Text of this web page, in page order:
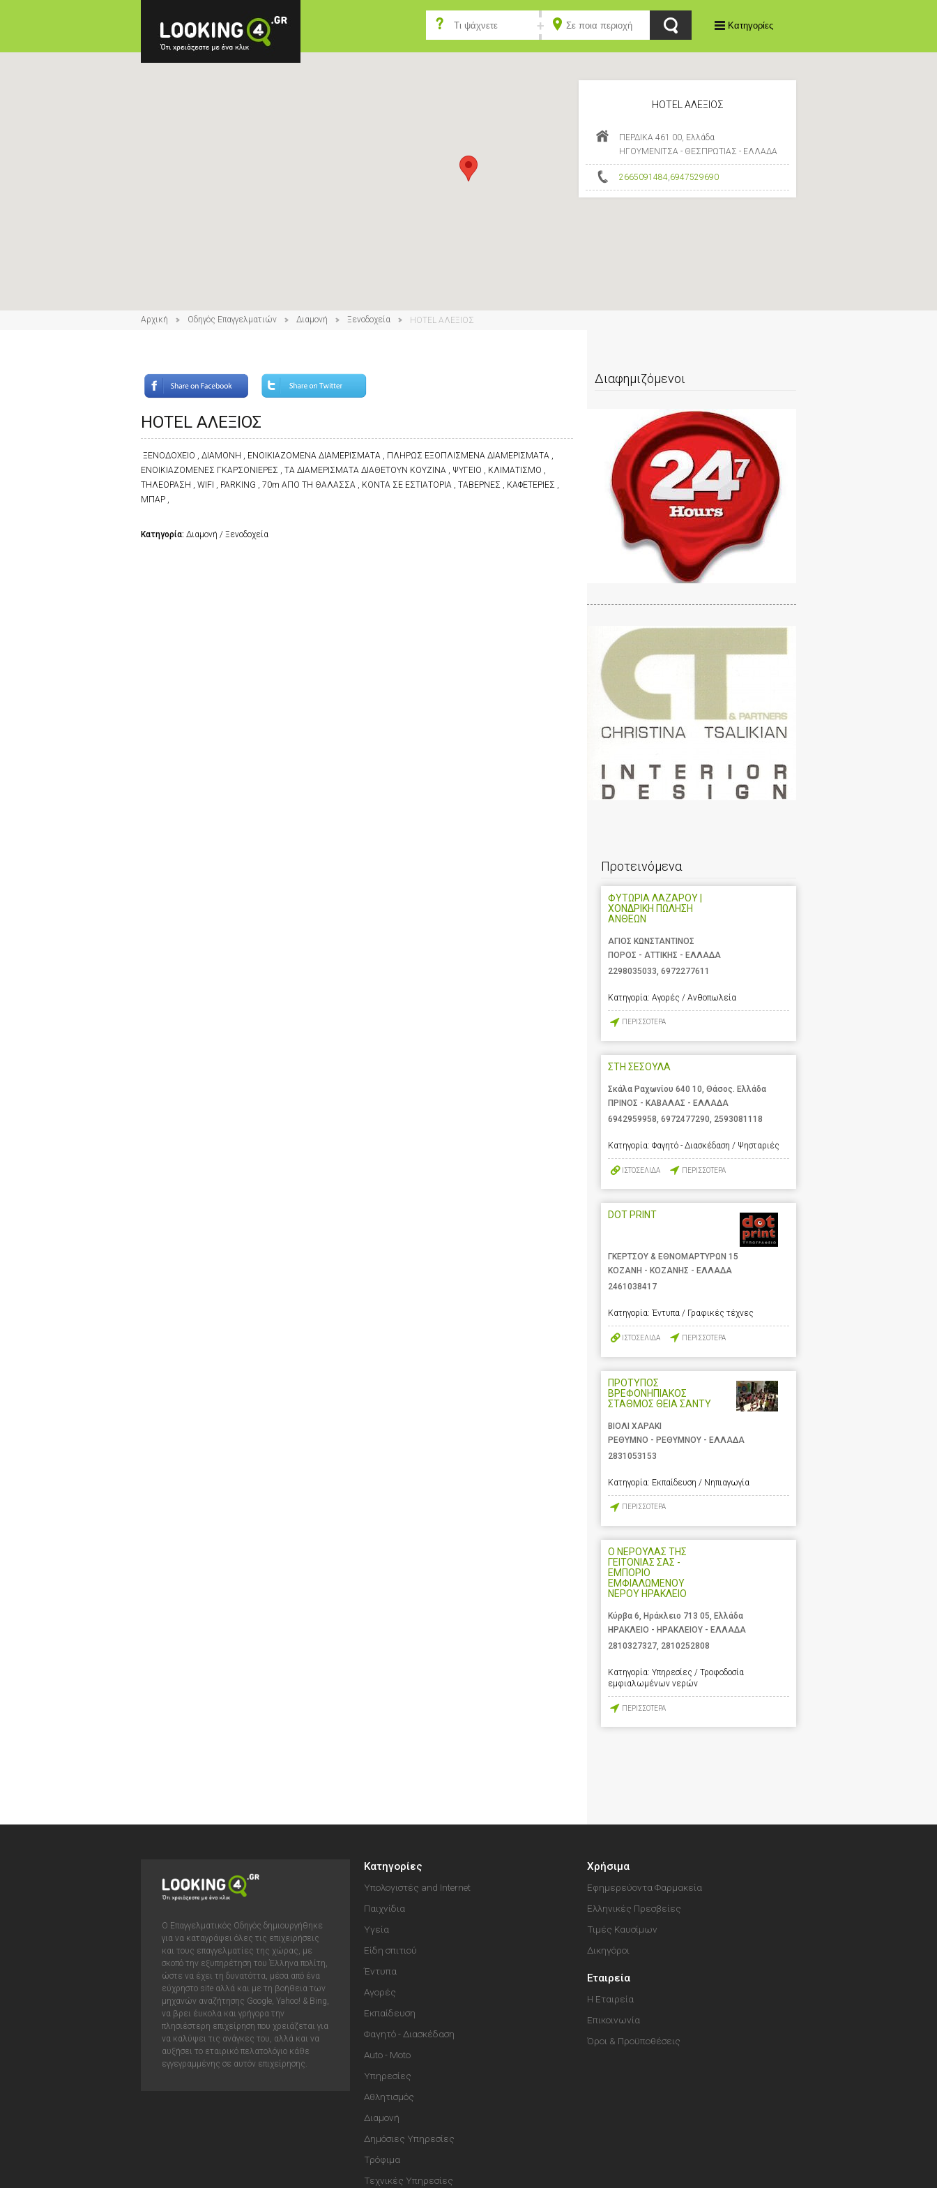
Κατηγορίες
HOTEL ΑΛΕΞΙΟΣ
ΠΕΡΔΙΚΑ 461 00, Ελλάδα
ΗΓΟΥΜΕΝΙΤΣΑ - ΘΕΣΠΡΩΤΙΑΣ - ΕΛΛΑΔΑ
2665091484 6947529690
Αρχική Οδηγός Επαγγελματιών Διαμονή Ξενοδοχεία HOTEL ΑΛΕΞΙΟΣ
HOTEL ΑΛΕΞΙΟΣ
ΞΕΝΟΔΟΧΕΙΟ , ΔΙΑΜΟΝΗ , ΕΝΟΙΚΙΑΖΟΜΕΝΑ ΔΙΑΜΕΡΙΣΜΑΤΑ , ΠΛΗΡΩΣ ΕΞΟΠΛΙΣΜΕΝΑ ΔΙΑΜΕΡΙΣΜΑΤΑ ,
ΕΝΟΙΚΙΑΖΟΜΕΝΕΣ ΓΚΑΡΣΟΝΙΕΡΕΣ , ΤΑ ΔΙΑΜΕΡΙΣΜΑΤΑ ΔΙΑΘΕΤΟΥΝ ΚΟΥΖΙΝΑ , ΨΥΓΕΙΟ , ΚΛΙΜΑΤΙΣΜΟ ,
ΤΗΛΕΟΡΑΣΗ , WIFI , PARKING , 70m ΑΠΟ ΤΗ ΘΑΛΑΣΣΑ , ΚΟΝΤΑ ΣΕ ΕΣΤΙΑΤΟΡΙΑ , ΤΑΒΕΡΝΕΣ , ΚΑΦΕΤΕΡΙΕΣ ,
ΜΠΑΡ ,
Κατηγορία: Διαμονή / Ξενοδοχεία
Διαφημιζόμενοι
Προτεινόμενα
ΦΥΤΩΡΙΑ ΛΑΖΑΡΟΥ |
ΧΟΝΔΡΙΚΗ ΠΩΛΗΣΗ
ΑΝΘΕΩΝ
ΑΓΙΟΣ ΚΩΝΣΤΑΝΤΙΝΟΣ
ΠΟΡΟΣ - ΑΤΤΙΚΗΣ - ΕΛΛΑΔΑ
2298035033 6972277611
Κατηγορία: Αγορές / Ανθοπωλεία
ΠΕΡΙΣΣΟΤΕΡΑ
ΣΤΗ ΣΕΣΟΥΛΑ
Σκάλα Ραχωνίου 640 10, Θάσος. Ελλάδα
ΠΡΙΝΟΣ - ΚΑΒΑΛΑΣ - ΕΛΛΑΔΑ
6942959958, 6972477290, 2593081118
Κατηγορία: Φαγητό - Διασκέδαση / Ψησταριές
ΙΣΤΟΣΕΛΙΔΑ ΠΕΡΙΣΣΟΤΕΡΑ
DOT PRINT
ΓΚΕΡΤΣΟΥ & ΕΘΝΟΜΑΡΤΥΡΩΝ 15
ΚΟΖΑΝΗ - ΚΟΖΑΝΗΣ - ΕΛΛΑΔΑ
2461038417
Κατηγορία: Έντυπα / Γραφικές τέχνες
ΙΣΤΟΣΕΛΙΔΑ ΠΕΡΙΣΣΟΤΕΡΑ
ΠΡΟΤΥΠΟΣ
ΒΡΕΦΟΝΗΠΙΑΚΟΣ
ΣΤΑΘΜΟΣ ΘΕΙΑ ΣΑΝΤΥ
ΒΙΟΛΙ ΧΑΡΑΚΙ
ΡΕΘΥΜΝΟ - ΡΕΘΥΜΝΟΥ - ΕΛΛΑΔΑ
2831053153
Κατηγορία: Εκπαίδευση / Νηπιαγωγία
ΠΕΡΙΣΣΟΤΕΡΑ
Ο ΝΕΡΟΥΛΑΣ ΤΗΣ
ΓΕΙΤΟΝΙΑΣ ΣΑΣ -
ΕΜΠΟΡΙΟ
ΕΜΦΙΑΛΩΜΕΝΟΥ
ΝΕΡΟΥ ΗΡΑΚΛΕΙΟ
Κύρβα 6, Ηράκλειο 713 05, Ελλάδα
ΗΡΑΚΛΕΙΟ - ΗΡΑΚΛΕΙΟΥ - ΕΛΛΑΔΑ
2810327327, 2810252808
Κατηγορία: Υπηρεσίες / Τροφοδοσία
εμφιαλωμένων νερών
ΠΕΡΙΣΣΟΤΕΡΑ
Ο Επαγγελματικός Οδηγός δημιουργήθηκε
για να καταγράψει όλες τις επιχειρήσεις
και τους επαγγελματίες της χώρας, με
σκοπό την εξυπηρέτηση του Έλληνα πολίτη,
ώστε να έχει τη δυνατόττα, μέσα από ένα
εύχρηστο site αλλά και με τη βοήθεια των
μηχανών αναζήτησης Google, Yahoo! & Bing,
να βρει έυκολα και γρήγορα την
πλησιέστερη επιχείρηση που χρειάζεται για
να καλύψει τις ανάγκες του, αλλά και να
αυξήσει το εταιρικό πελατολόγιο κάθε
εγγεγραμμένης σε αυτόν επιχείρησης.
Κατηγορίες
Υπολογιστές and Internet
Παιχνίδια
Υγεία
Είδη σπιτιού
Έντυπα
Αγορές
Εκπαίδευση
Φαγητό - Διασκέδαση
Auto - Moto
Υπηρεσίες
Αθλητισμός
Διαμονή
Δημόσιες Υπηρεσίες
Τρόφιμα
Τεχνικές Υπηρεσίες
Χρήσιμα
Εφημερεύοντα Φαρμακεία
Ελληνικές Πρεσβείες
Τιμές Καυσίμων
Δικηγόροι
Εταιρεία
Η Εταιρεία
Επικοινωνία
Όροι & Προϋποθέσεις